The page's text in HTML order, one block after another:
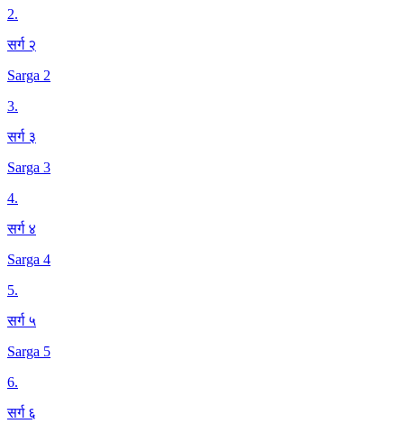
2.
सर्ग २
Sarga 2
3.
सर्ग ३
Sarga 3
4.
सर्ग ४
Sarga 4
5.
सर्ग ५
Sarga 5
6.
सर्ग ६